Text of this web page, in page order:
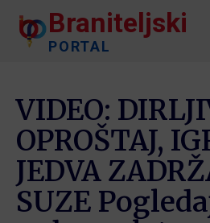
Braniteljski
PORTAL
VIDEO:
OPROŠTAJ,
JEDVA
SUZE